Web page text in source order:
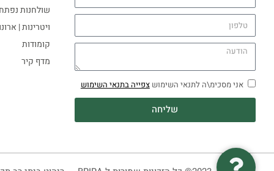
אני מסכימ\ה לתנאי השימושצפייה בתנאי השימוש
שליחה
שולחנות
ויטרינות |
קומודות
מדף קיר